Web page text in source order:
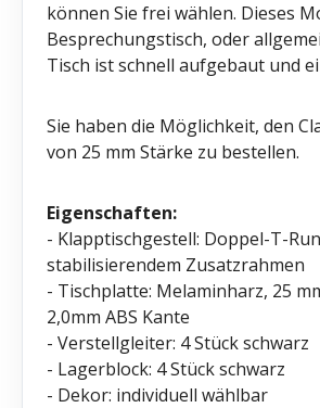
können Sie frei wählen. Dieses
Besprechungstisch, oder
Tisch ist schnell aufgebaut und
Sie haben die Möglichkeit, den
von 25 mm Stärke zu bestellen.
Eigenschaften:
- Klapptischgestell: Doppel-T-
stabilisierendem Zusatzrahmen
- Tischplatte: Melaminharz, 25
2,0mm ABS Kante
- Verstellgleiter: 4 Stück schwarz
- Lagerblock: 4 Stück schwarz
- Dekor: individuell wählbar